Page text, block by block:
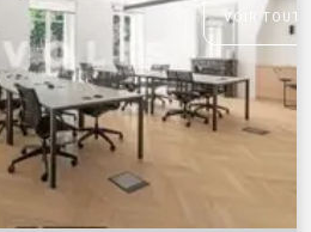
VOIR